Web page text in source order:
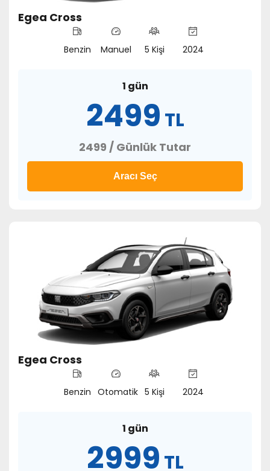
Egea Cross
Benzin Manuel 5 Kişi 2024
1 gün
2499 TL
2499 / Günlük Tutar
Aracı Seç
Egea Cross
Benzin Otomatik 5 Kişi 2024
1 gün
2999 TL